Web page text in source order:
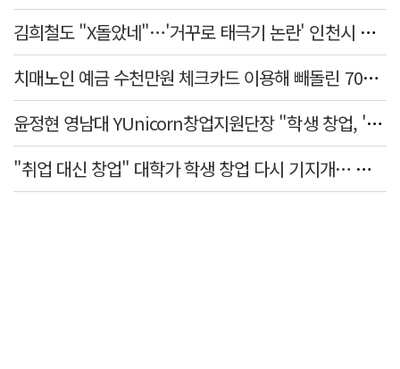
김희철도 "X돌았네"…'거꾸로 태극기 논란' 인천시 현수막, 이틀 만에 철거
치매노인 예금 수천만원 체크카드 이용해 빼돌린 70대 간병인, 집행유예
윤정현 영남대 YUnicorn창업지원단장 "학생 창업, '팀 빌딩'이 제일 중요"
"취업 대신 창업" 대학가 학생 창업 다시 기지개… 창업자·기업·매출 동반 성장